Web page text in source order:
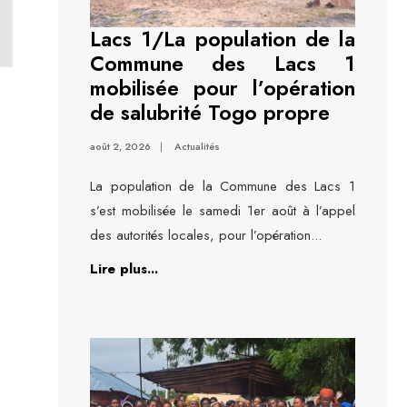
Lacs 1/La population de la
Commune des Lacs 1
mobilisée pour l’opération
de salubrité Togo propre
août 2, 2026 | Actualités
La population de la Commune des Lacs 1
s’est mobilisée le samedi 1er août à l’appel
des autorités locales, pour l’opération...
Lire plus...